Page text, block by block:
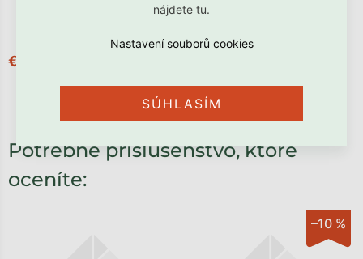
nájdete tu.
SÚHLASÍM
€255,90
Potrebné príslušenstvo, ktoré
oceníte:
–10 %